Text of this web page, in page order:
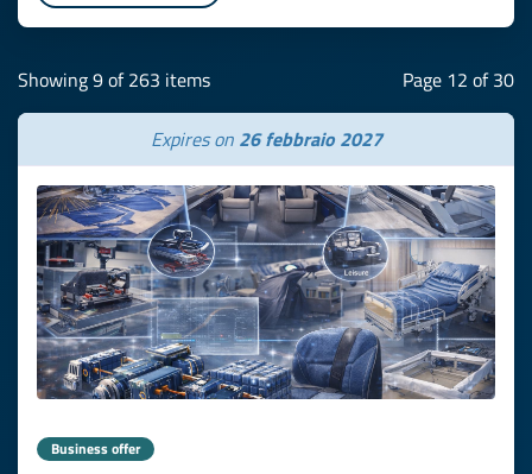
Showing 9 of 263 items Page 12 of 30
Expires on 26 febbraio 2027
Business offer